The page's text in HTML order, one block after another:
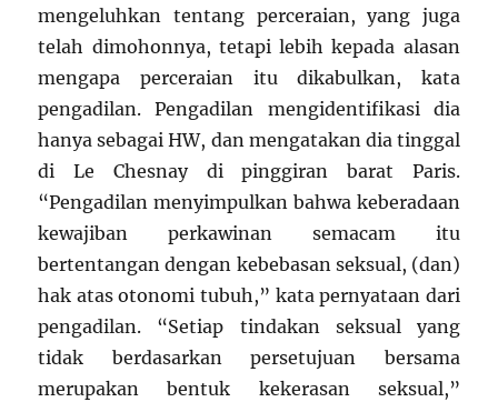
mengeluhkan tentang perceraian, yang juga
telah dimohonnya, tetapi lebih kepada alasan
mengapa perceraian itu dikabulkan, kata
pengadilan. Pengadilan mengidentifikasi dia
hanya sebagai HW, dan mengatakan dia tinggal
di Le Chesnay di pinggiran barat Paris.
“Pengadilan menyimpulkan bahwa keberadaan
kewajiban perkawinan semacam itu
bertentangan dengan kebebasan seksual, (dan)
hak atas otonomi tubuh,” kata pernyataan dari
pengadilan. “Setiap tindakan seksual yang
tidak berdasarkan persetujuan bersama
merupakan bentuk kekerasan seksual,”